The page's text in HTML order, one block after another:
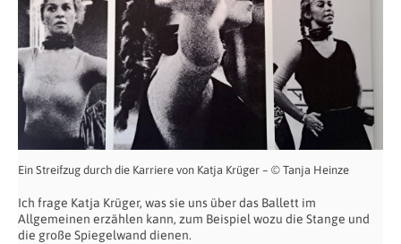
Ein Streifzug durch die Karriere von Katja Krüger – © Tanja Heinze
Ich frage Katja Krüger, was sie uns über das Ballett im
Allgemeinen erzählen kann, zum Beispiel wozu die Stange und
die große Spiegelwand dienen.